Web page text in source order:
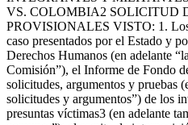
VS. COLOMBIA2 SOLICITUD
PROVISIONALES VISTO: 1. Los
caso presentados por el Estado y
Derechos Humanos (en adelante
Comisión”), el Informe de Fondo
solicitudes, argumentos y pruebas
solicitudes y argumentos”) de los
presuntas víctimas3 (en adelante